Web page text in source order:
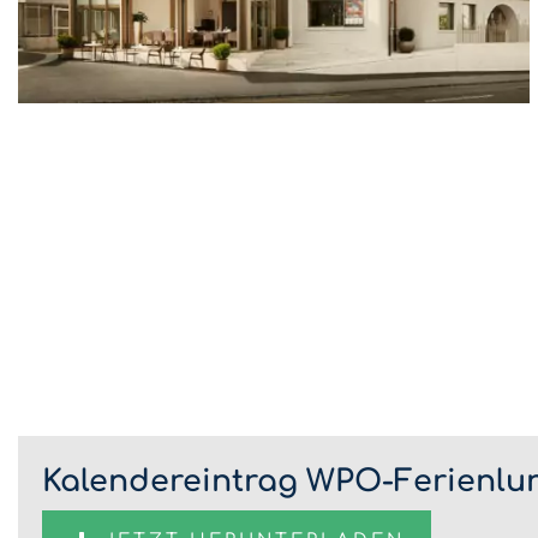
Kalendereintrag WPO-